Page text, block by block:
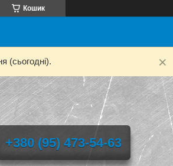
Кошик
(сьогодні).
+380 (95) 473-54-63